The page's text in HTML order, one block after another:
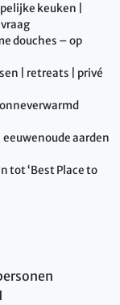
keuken |
douches – op
| retreats | privé
aarden
tot ‘Best Place to